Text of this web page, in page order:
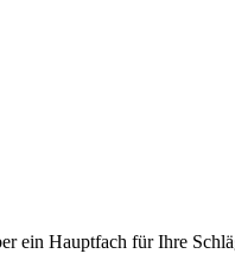
ein Hauptfach für Ihre